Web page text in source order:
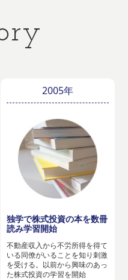
2005年
独学で株式投資の本を数冊
読み学習開始
不動産収入から不労所得を得て
いる同僚がいることを知り刺激
を受ける。以前から興味のあっ
た株式投資の学習を開始